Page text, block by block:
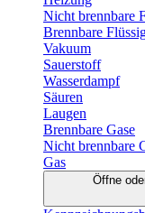
Nicht brennbare
Brennbare
Vakuum
Sauerstoff
Wasserdampf
Säuren
Laugen
Brennbare Gase
Nicht brennbare
Gas
Öffne